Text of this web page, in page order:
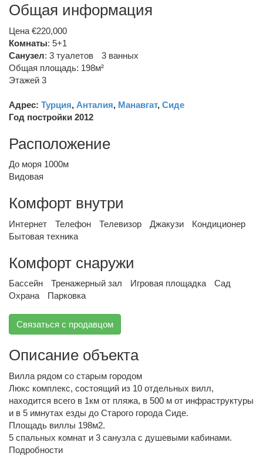
Общая информация
Цена €220,000
Комнаты: 5+1
Санузел: 3 туалетов
3 ванных
Общая площадь: 198м²
Этажей 3
Адрес: Турция, Анталия, Манавгат, Сиде
Год постройки 2012
Расположение
До моря 1000м
Видовая
Комфорт внутри
Интернет Телефон Телевизор Джакузи
Кондиционер
Бытовая техника
Комфорт снаружи
Бассейн Тренажерный зал Игровая площадка
Сад
Охрана
Парковка
Связаться с продавцом
Описание объекта
Вилла рядом со старым городом
Люкс комплекс, состоящий из 10 отдельных вилл,
находится всего в 1км от пляжа, в 500 м от инфраструктуры
и в 5 имнутах езды до Старого города Сиде.
Площадь виллы 198м2.
5 спальных комнат и 3 санузла с душевыми кабинами.
Подробности